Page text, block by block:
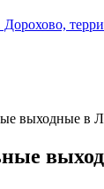
Дорохово,
выходные в